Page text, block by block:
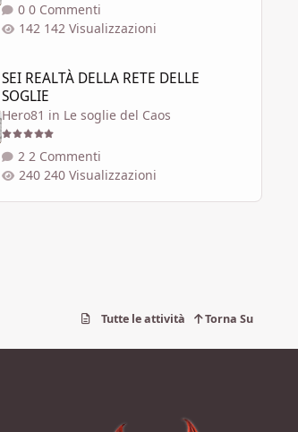
0 Commenti
142 Visualizzazioni
SEI REALTÀ DELLA RETE DELLE
SOGLIE
Hero81 in Le soglie del Caos
2 Commenti
240 Visualizzazioni
Tutte le attività Torna Su